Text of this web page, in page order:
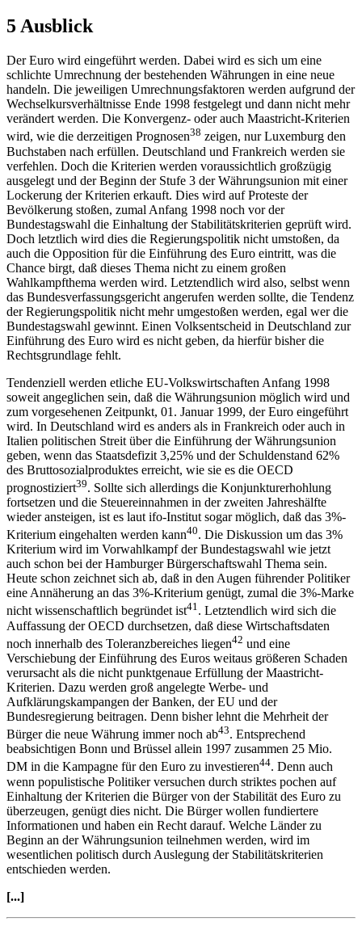
5 Ausblick
Der Euro wird eingeführt werden. Dabei wird es sich um eine
schlichte Umrechnung der bestehenden Währungen in eine neue
handeln. Die jeweiligen Umrechnungsfaktoren werden aufgrund der
Wechselkursverhältnisse Ende 1998 festgelegt und dann nicht mehr
verändert werden. Die Konvergenz- oder auch Maastricht-Kriterien
wird, wie die derzeitigen Prognosen38 zeigen, nur Luxemburg den
Buchstaben nach erfüllen. Deutschland und Frankreich werden sie
verfehlen. Doch die Kriterien werden voraussichtlich großzügig
ausgelegt und der Beginn der Stufe 3 der Währungsunion mit einer
Lockerung der Kriterien erkauft. Dies wird auf Proteste der
Bevölkerung stoßen, zumal Anfang 1998 noch vor der
Bundestagswahl die Einhaltung der Stabilitätskriterien geprüft wird.
Doch letztlich wird dies die Regierungspolitik nicht umstoßen, da
auch die Opposition für die Einführung des Euro eintritt, was die
Chance birgt, daß dieses Thema nicht zu einem großen
Wahlkampfthema werden wird. Letztendlich wird also, selbst wenn
das Bundesverfassungsgericht angerufen werden sollte, die Tendenz
der Regierungspolitik nicht mehr umgestoßen werden, egal wer die
Bundestagswahl gewinnt. Einen Volksentscheid in Deutschland zur
Einführung des Euro wird es nicht geben, da hierfür bisher die
Rechtsgrundlage fehlt.
Tendenziell werden etliche EU-Volkswirtschaften Anfang 1998
soweit angeglichen sein, daß die Währungsunion möglich wird und
zum vorgesehenen Zeitpunkt, 01. Januar 1999, der Euro eingeführt
wird. In Deutschland wird es anders als in Frankreich oder auch in
Italien politischen Streit über die Einführung der Währungsunion
geben, wenn das Staatsdefizit 3,25% und der Schuldenstand 62%
des Bruttosozialproduktes erreicht, wie sie es die OECD
prognostiziert39. Sollte sich allerdings die Konjunkturerhohlung
fortsetzen und die Steuereinnahmen in der zweiten Jahreshälfte
wieder ansteigen, ist es laut ifo-Institut sogar möglich, daß das 3%-
Kriterium eingehalten werden kann40. Die Diskussion um das 3%
Kriterium wird im Vorwahlkampf der Bundestagswahl wie jetzt
auch schon bei der Hamburger Bürgerschaftswahl Thema sein.
Heute schon zeichnet sich ab, daß in den Augen führender Politiker
eine Annäherung an das 3%-Kriterium genügt, zumal die 3%-Marke
nicht wissenschaftlich begründet ist41. Letztendlich wird sich die
Auffassung der OECD durchsetzen, daß diese Wirtschaftsdaten
noch innerhalb des Toleranzbereiches liegen42 und eine
Verschiebung der Einführung des Euros weitaus größeren Schaden
verursacht als die nicht punktgenaue Erfüllung der Maastricht-
Kriterien. Dazu werden groß angelegte Werbe- und
Aufklärungskampangen der Banken, der EU und der
Bundesregierung beitragen. Denn bisher lehnt die Mehrheit der
Bürger die neue Währung immer noch ab43. Entsprechend
beabsichtigen Bonn und Brüssel allein 1997 zusammen 25 Mio.
DM in die Kampagne für den Euro zu investieren44. Denn auch
wenn populistische Politiker versuchen durch striktes pochen auf
Einhaltung der Kriterien die Bürger von der Stabilität des Euro zu
überzeugen, genügt dies nicht. Die Bürger wollen fundiertere
Informationen und haben ein Recht darauf. Welche Länder zu
Beginn an der Währungsunion teilnehmen werden, wird im
wesentlichen politisch durch Auslegung der Stabilitätskriterien
entschieden werden.
[...]